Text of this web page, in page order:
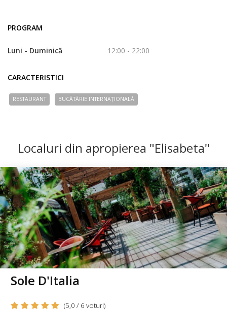
PROGRAM
Luni - Duminică 12:00 - 22:00
CARACTERISTICI
RESTAURANT BUCÃTÃRIE INTERNAȚIONALĂ
Localuri din apropierea "Elisabeta"
Sole D'Italia
(5,0 / 6 voturi)